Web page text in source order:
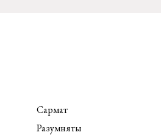
Сармат
Разумняты